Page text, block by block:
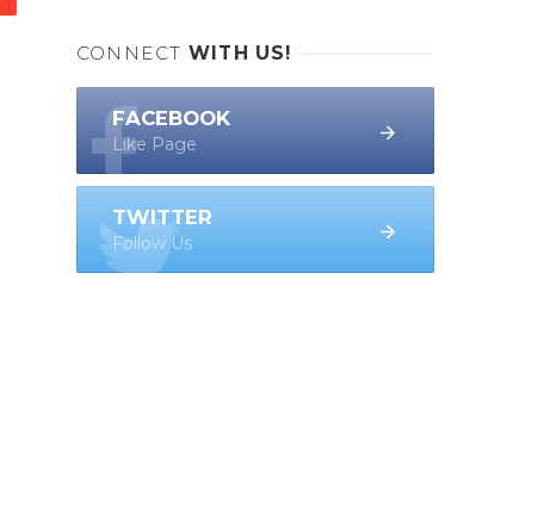
CONNECT WITH US!
FACEBOOK
Like Page
TWITTER
Follow Us